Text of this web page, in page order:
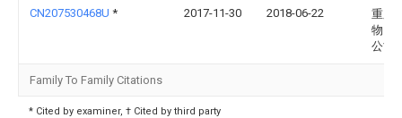
CN207530468U * 2017-11-30 2018-06-22
重庆
物资
公司
Family To Family Citations
* Cited by examiner, † Cited by third party